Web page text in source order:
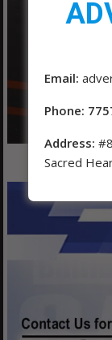
Email:
Phone:
Address:
Sacred